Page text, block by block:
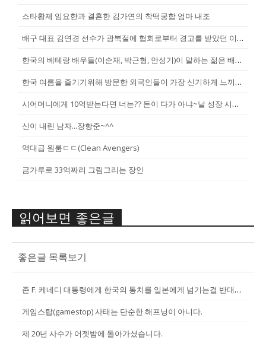
스타황제 임요한과 결혼한 김가연의 착떡궁합 엄마 내조
배구 대표 김연경 선수가 광복절에 협회로부터 경고를 받았던 이유
한국의 베테랑 배우들(이순재, 박근형, 안성기)이 말하는 젊은 배우들
한국 여름을 즐기기위해 방문한 외국인들이 가장 신기하게 느끼는 것(암내가...
시어머니에게 10억받는다면 너는?? 돈이 다가 아냐~날 성장 시켜줄 남자...
신이 내린 남자...장항준~^^
역대급 원룸ㄷㄷ(Clean Avengers)
금가루로 33억짜리 그림그리는 장인
읽어보면 좋은글
좋은글 목록보기
존 F. 케네디 대통령에게 한국의 통치를 일본에게 넘기는걸 반대한 펄벅 ...
게임스탑(gamestop) 사태는 단순한 해프닝이 아니다.
제 20년 사수가 어젯밤에 돌아가셨습니다.